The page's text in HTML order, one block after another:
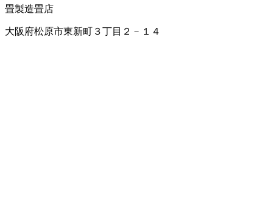
畳製造畳店
大阪府松原市東新町３丁目２－１４